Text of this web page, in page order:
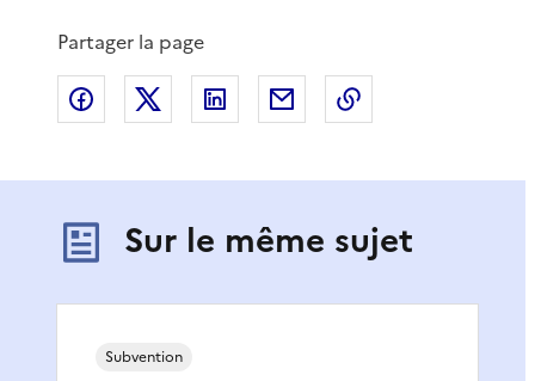
Partager la page
Partager sur Facebook
Partager sur XPartager sur LinkedIn
Partager par email
Sur le même sujet
Subvention